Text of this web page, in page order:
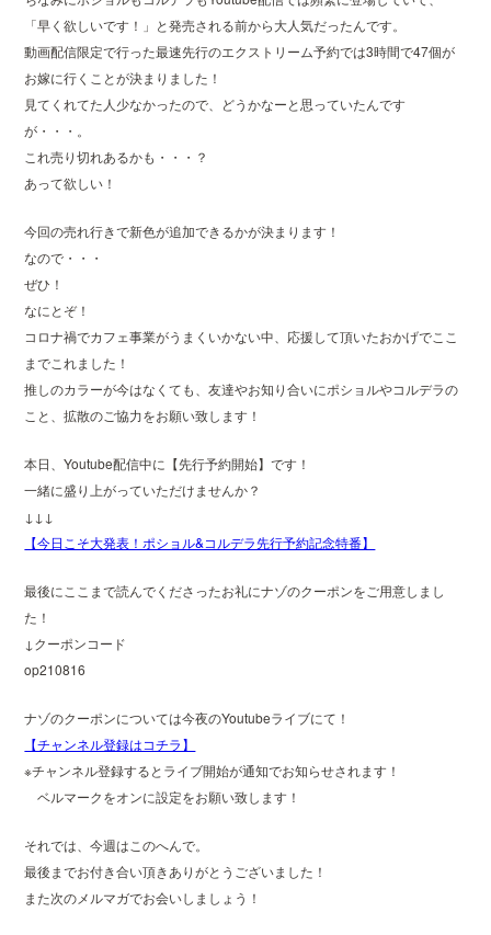
「早く欲しいです！」と発売される前から大人気だったんです。
動画配信限定で行った最速先行のエクストリーム予約では3時間で47個が
お嫁に行くことが決まりました！
見てくれてた人少なかったので、どうかなーと思っていたんです
が・・・。
これ売り切れあるかも・・・？
あって欲しい！
今回の売れ行きで新色が追加できるかが決まります！
なので・・・
ぜひ！
なにとぞ！
コロナ禍でカフェ事業がうまくいかない中、応援して頂いたおかげでここ
までこれました！
推しのカラーが今はなくても、友達やお知り合いにポショルやコルデラの
こと、拡散のご協力をお願い致します！
本日、Youtube配信中に【先行予約開始】です！
一緒に盛り上がっていただけませんか？
↓↓↓
【今日こそ大発表！ポショル&コルデラ先行予約記念特番】
最後にここまで読んでくださったお礼にナゾのクーポンをご用意しまし
た！
↓クーポンコード
op210816
ナゾのクーポンについては今夜のYoutubeライブにて！
【チャンネル登録はコチラ】
※チャンネル登録するとライブ開始が通知でお知らせされます！
ベルマークをオンに設定をお願い致します！
それでは、今週はこのへんで。
最後までお付き合い頂きありがとうございました！
また次のメルマガでお会いしましょう！